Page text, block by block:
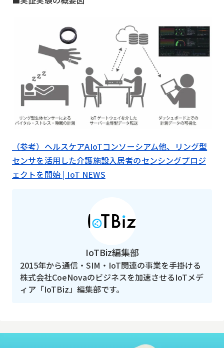
（参考）ヘルスケアAIoTコンソーシアム他、リング型
センサを活用した介護施設入居者のセンシングプロジ
ェクトを開始 | IoT NEWS
IoTBiz編集部
2015年から通信・SIM・IoT関連の事業を手掛ける
株式会社CoeNovaのビジネスを加速させるIoTメデ
ィア「IoTBiz」編集部です。